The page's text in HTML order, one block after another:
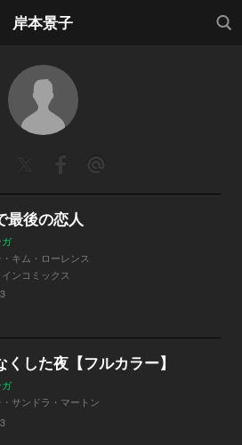
岸本景子
検索
最後の恋人
ガ
・キム・ローレンス
ンコミックス
くした夜【フルカラー】
ガ
・サンドラ・マートン